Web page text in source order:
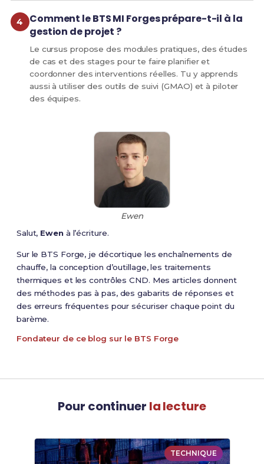
Comment le BTS MI Forges prépare-t-il à la
gestion de projet ?
Le cursus propose des modules pratiques, des études
de cas et des stages pour te faire planifier et
coordonner des interventions réelles. Tu y apprends
aussi à utiliser des outils de suivi (GMAO) et à piloter
des équipes.
Ewen
Salut, Ewenà l’écriture.
Sur le BTS Forge, je décortique les enchaînements de
chauffe, la conception d’outillage, les traitements
thermiques et les contrôles CND. Mes articles donnent
des méthodes pas à pas, des gabarits de réponses et
des erreurs fréquentes pour sécuriser chaque point du
barème.
Fondateur de ce blog sur le BTS Forge
Pour continuer la lecture
TECHNIQUE